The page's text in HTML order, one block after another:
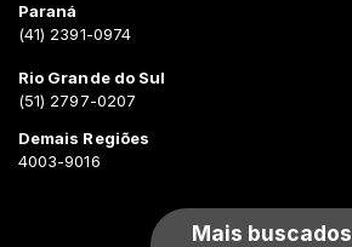
Paraná
(41) 2391-0974
Rio Grande do Sul
(51) 2797-0207
Demais Regiões
4003-9016
Mais buscados